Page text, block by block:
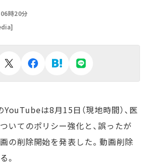
時20分
は8月15日（現地時間）、医
いてのポリシー強化と、誤ったが
の削除開始を発表した。動画削除
。